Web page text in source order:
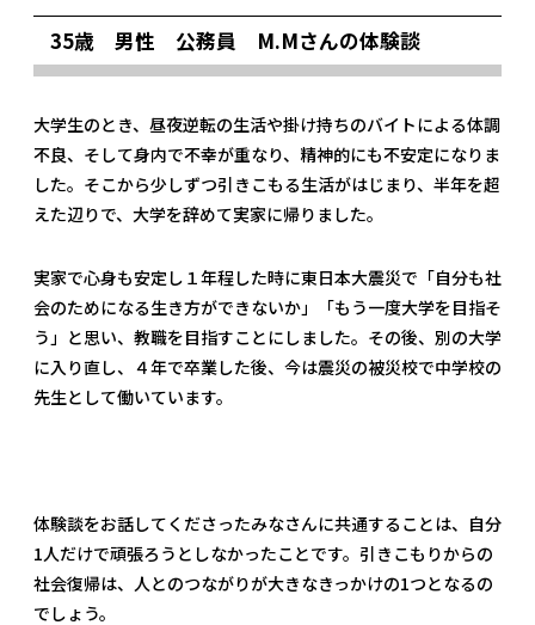
35歳 男性 公務員 M.Mさんの体験談
大学生のとき、昼夜逆転の生活や掛け持ちのバイトによる体調
不良、そして身内で不幸が重なり、精神的にも不安定になりま
した。そこから少しずつ引きこもる生活がはじまり、半年を超
えた辺りで、大学を辞めて実家に帰りました。
実家で心身も安定し１年程した時に東日本大震災で「自分も社
会のためになる生き方ができないか」「もう一度大学を目指そ
う」と思い、教職を目指すことにしました。その後、別の大学
に入り直し、４年で卒業した後、今は震災の被災校で中学校の
先生として働いています。
体験談をお話してくださったみなさんに共通することは、自分
1人だけで頑張ろうとしなかったことです。引きこもりからの
社会復帰は、人とのつながりが大きなきっかけの1つとなるの
でしょう。